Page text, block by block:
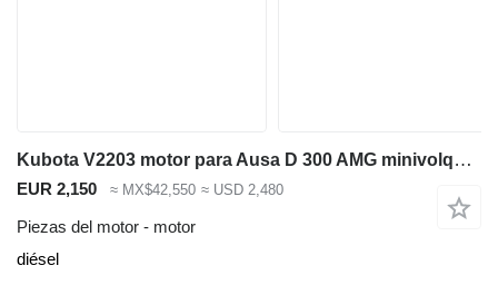
Kubota V2203 motor para Ausa D 300 AMG minivolquete
EUR 2,150 ≈ MX$42,550 ≈ USD 2,480
Piezas del motor - motor
diésel